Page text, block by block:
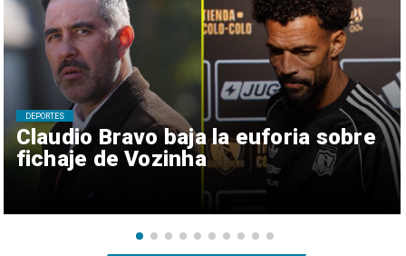
Claudio Bravo baja la euforia sobre
fichaje de Vozinha
DEPORTES